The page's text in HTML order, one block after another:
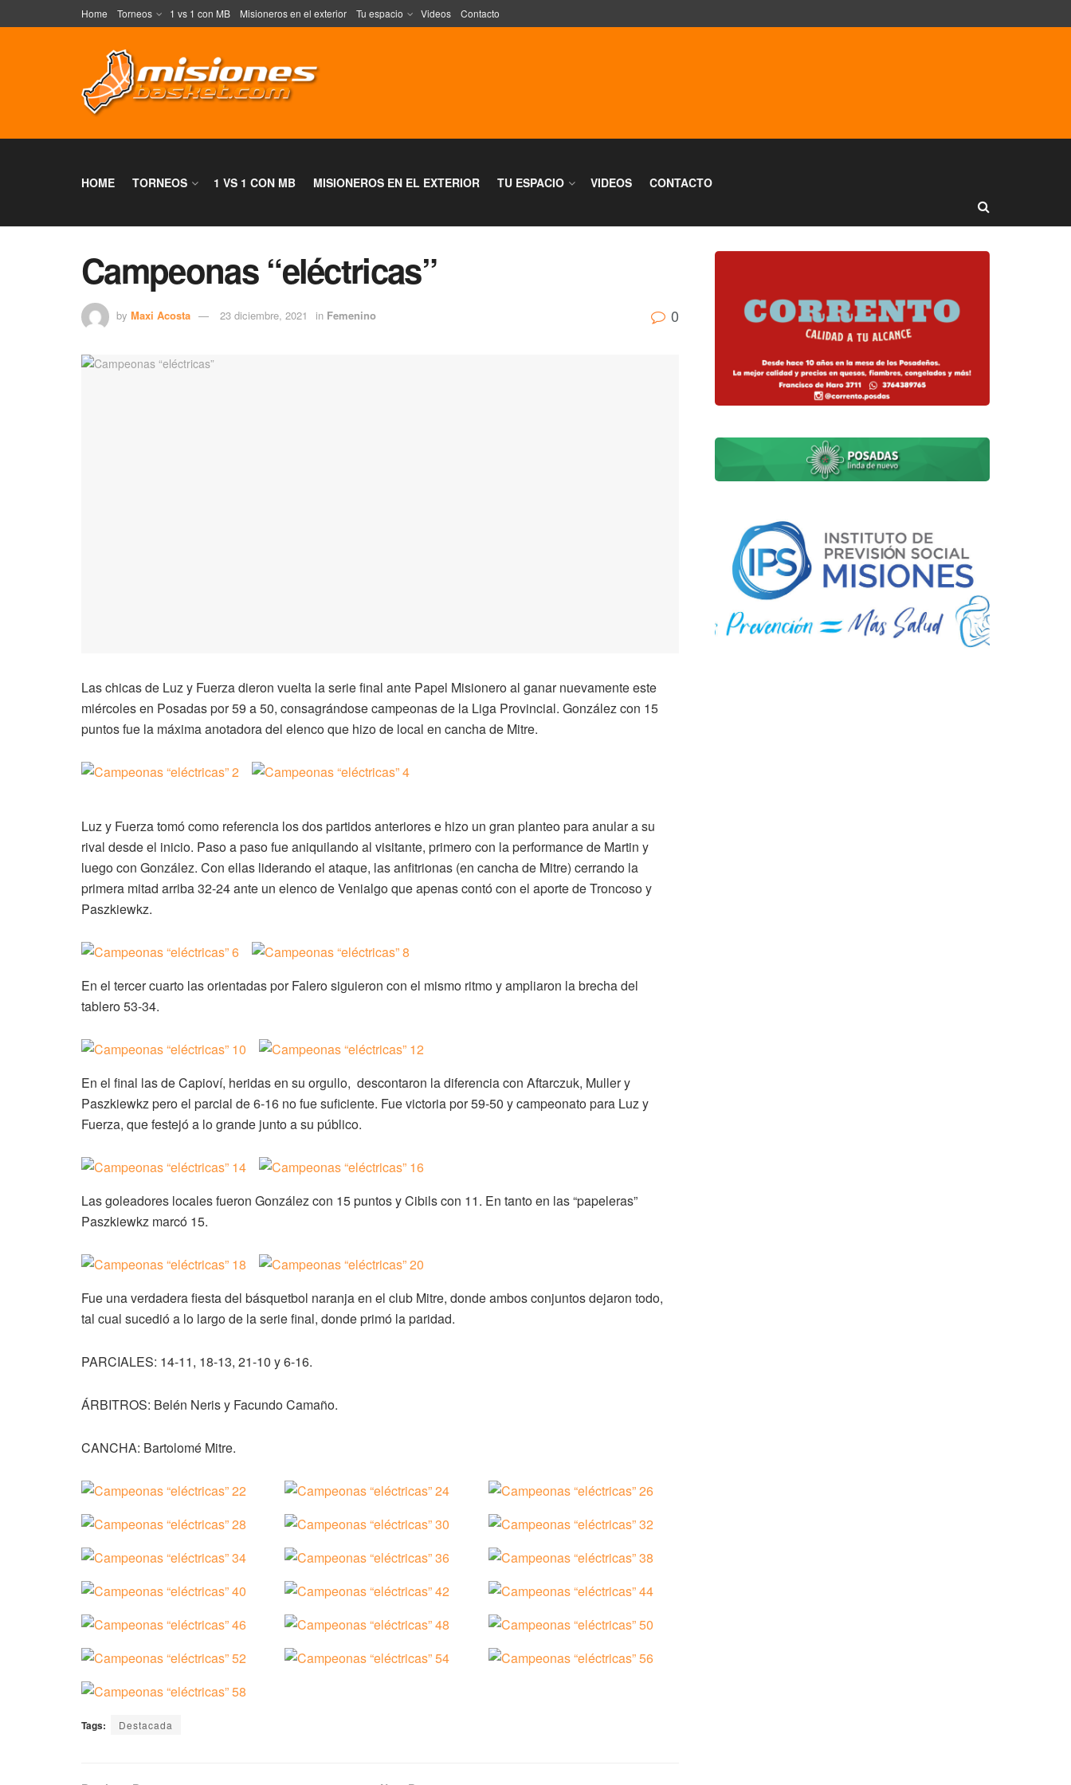
Home Torneos 1 vs 1 con MB Misioneros en el exterior Tu espacio Videos Contacto
HOME TORNEOS 1 VS 1 CON MB MISIONEROS EN EL EXTERIOR TU ESPACIO VIDEOS CONTACTO
Campeonas “eléctricas”
by Maxi Acosta 23 diciembre, 2021 in Femenino 0
Las chicas de Luz y Fuerza dieron vuelta la serie final ante Papel Misionero al ganar nuevamente este
miércoles en Posadas por 59 a 50, consagrándose campeonas de la Liga Provincial. González con 15
puntos fue la máxima anotadora del elenco que hizo de local en cancha de Mitre.
Luz y Fuerza tomó como referencia los dos partidos anteriores e hizo un gran planteo para anular a su
rival desde el inicio. Paso a paso fue aniquilando al visitante, primero con la performance de Martin y
luego con González. Con ellas liderando el ataque, las anfitrionas (en cancha de Mitre) cerrando la
primera mitad arriba 32-24 ante un elenco de Venialgo que apenas contó con el aporte de Troncoso y
Paszkiewkz.
En el tercer cuarto las orientadas por Falero siguieron con el mismo ritmo y ampliaron la brecha del
tablero 53-34.
En el final las de Capioví, heridas en su orgullo, descontaron la diferencia con Aftarczuk, Muller y
Paszkiewkz pero el parcial de 6-16 no fue suficiente. Fue victoria por 59-50 y campeonato para Luz y
Fuerza, que festejó a lo grande junto a su público.
Las goleadores locales fueron González con 15 puntos y Cibils con 11. En tanto en las “papeleras”
Paszkiewkz marcó 15.
Fue una verdadera fiesta del básquetbol naranja en el club Mitre, donde ambos conjuntos dejaron todo,
tal cual sucedió a lo largo de la serie final, donde primó la paridad.
PARCIALES: 14-11, 18-13, 21-10 y 6-16.
ÁRBITROS: Belén Neris y Facundo Camaño.
CANCHA: Bartolomé Mitre.
Tags: Destacada